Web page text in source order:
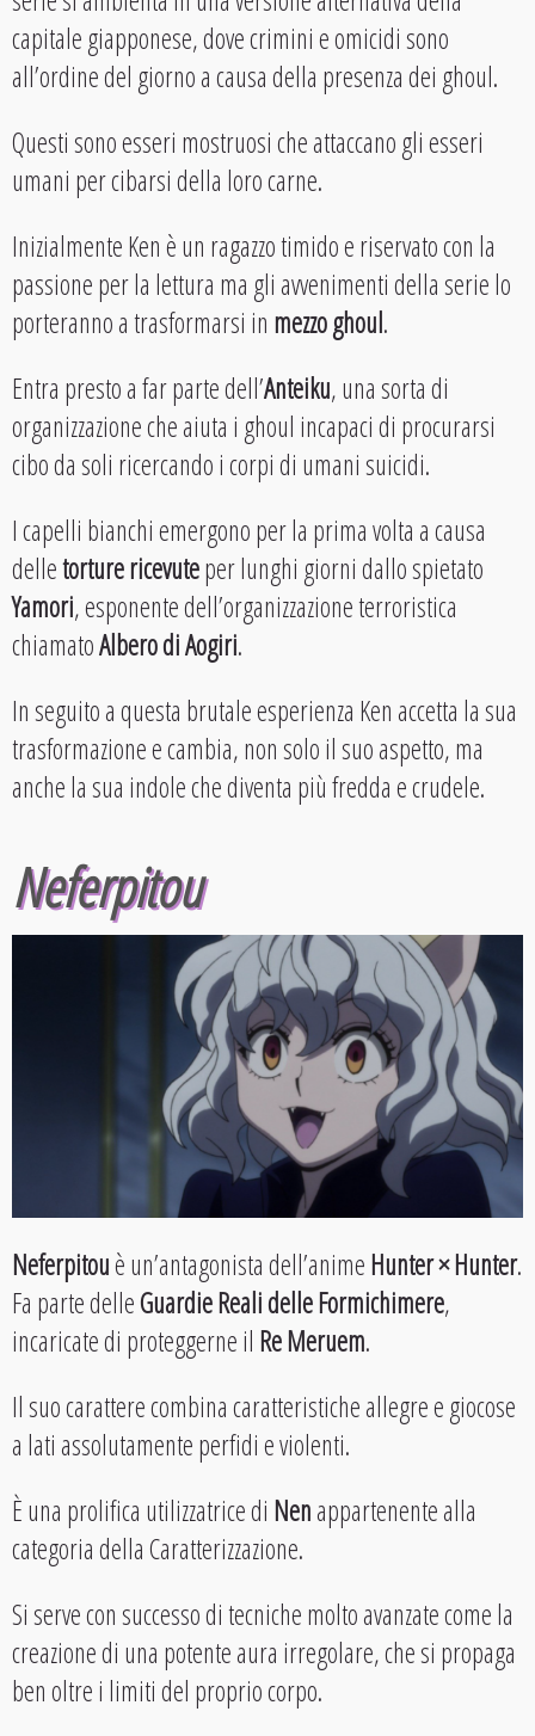
capitale giapponese, dove crimini e omicidi sono
all’ordine del giorno a causa della presenza dei ghoul.
Questi sono esseri mostruosi che attaccano gli esseri
umani per cibarsi della loro carne.
Inizialmente Ken è un ragazzo timido e riservato con la
passione per la lettura ma gli avvenimenti della serie lo
porteranno a trasformarsi in mezzo ghoul.
Entra presto a far parte dell’Anteiku, una sorta di
organizzazione che aiuta i ghoul incapaci di procurarsi
cibo da soli ricercando i corpi di umani suicidi.
I capelli bianchi emergono per la prima volta a causa
delletorture ricevuteper lunghi giorni dallo spietato
Yamori, esponente dell’organizzazione terroristica
chiamatoAlbero di Aogiri.
In seguito a questa brutale esperienza Ken accetta la sua
trasformazione e cambia, non solo il suo aspetto, ma
anche la sua indole che diventa più fredda e crudele.
Neferpitou
Neferpitouè un’antagonista dell’animeHunter × Hunter.
Fa parte delleGuardie Reali delle Formichimere,
incaricate di proteggerne il Re Meruem.
Il suo carattere combina caratteristiche allegre e giocose
a lati assolutamente perfidi e violenti.
È una prolifica utilizzatrice di Nenappartenente alla
categoria della Caratterizzazione.
Si serve con successo di tecniche molto avanzate come la
creazione di una potente aura irregolare, che si propaga
ben oltre i limiti del proprio corpo.